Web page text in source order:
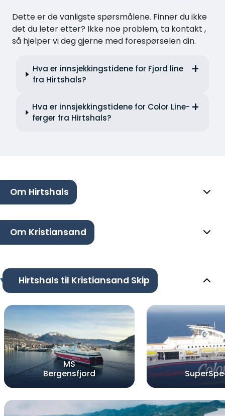
Dette er de vanligste spørsmålene. Finner du ikke
det du leter etter? Ikke noe problem, ta kontakt ,
så hjelper vi deg gjerne med forespørselen din.
Hva er innsjekkingstidene for Fjord line
fra Hirtshals?
Hva er innsjekkingstidene for Color Line-
ferger fra Hirtshals?
Om Hirtshals
Om Kristiansand
Hirtshals til Kristiansand Skip
MS
Bergensfjord